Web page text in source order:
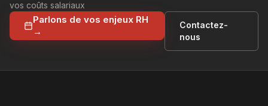
vos coûts salariaux
Parlons de vos enjeux RH
→
Contactez-
nous